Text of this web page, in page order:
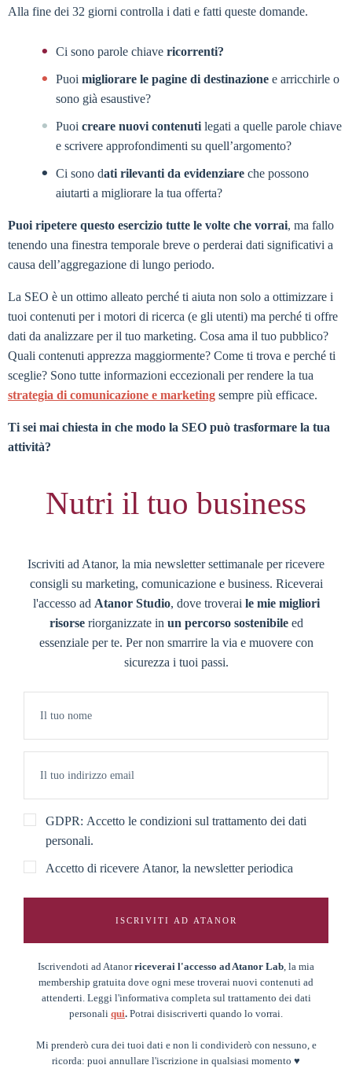
Alla fine dei 32 giorni controlla i dati e fatti queste domande.
Ci sono parole chiave ricorrenti?
Puoi migliorare le pagine di destinazione e arricchirle o
sono già esaustive?
Puoi creare nuovi contenuti legati a quelle parole chiave
e scrivere approfondimenti su quell’argomento?
Ci sono dati rilevanti da evidenziare che possono
aiutarti a migliorare la tua offerta?
Puoi ripetere questo esercizio tutte le volte che vorrai, ma fallo
tenendo una finestra temporale breve o perderai dati significativi a
causa dell’aggregazione di lungo periodo.
La SEO è un ottimo alleato perché ti aiuta non solo a ottimizzare i
tuoi contenuti per i motori di ricerca (e gli utenti) ma perché ti offre
dati da analizzare per il tuo marketing. Cosa ama il tuo pubblico?
Quali contenuti apprezza maggiormente? Come ti trova e perché ti
sceglie? Sono tutte informazioni eccezionali per rendere la tua
strategia di comunicazione e marketing sempre più efficace.
Ti sei mai chiesta in che modo la SEO può trasformare la tua
attività?
Nutri il tuo business
Iscriviti ad Atanor, la mia newsletter settimanale per ricevere
consigli su marketing, comunicazione e business. Riceverai
l'accesso ad Atanor Studio, dove troverai le mie migliori
risorseriorganizzate in un percorso sostenibileed
essenziale per te. Per non smarrire la via e muovere con
sicurezza i tuoi passi.
GDPR: Accetto le condizioni sul trattamento dei dati
personali.
Accetto di ricevere Atanor, la newsletter periodica
ISCRIVITI AD ATANOR
Iscrivendoti ad Atanorriceverai l'accesso ad Atanor Lab, la mia
membership gratuita dove ogni mese troverai nuovi contenuti ad
attenderti. Leggi l'informativa completa sul trattamento dei dati
personali qui. Potrai disiscriverti quando lo vorrai.
Mi prenderò cura dei tuoi dati e non li condividerò con nessuno, e
ricorda: puoi annullare l'iscrizione in qualsiasi momento ♥